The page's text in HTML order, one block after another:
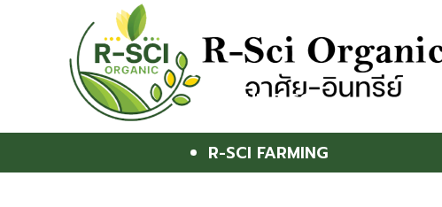
ABOUT R-SCI
R-SCI FARMING
R-SCI TOUR